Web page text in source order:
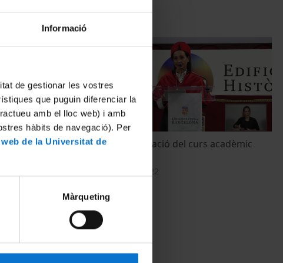
Informació
de gestionar les vostres
que puguin diferenciar la
amb el lloc web) i amb
hàbits de navegació). Per
de la Universitat de
Màrqueting
2023 de la
Acte d'Inauguració del curs acadèmic